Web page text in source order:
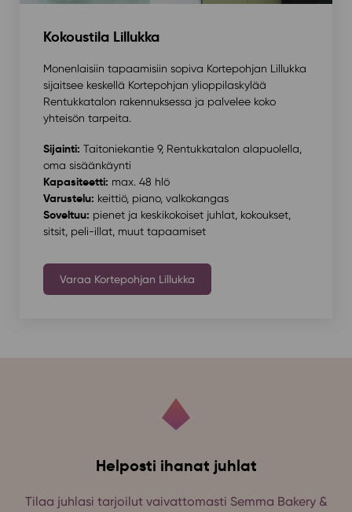
Kokoustila Lillukka
Monenlaisiin tapaamisiin sopiva Kortepohjan Lillukka
sijaitsee keskellä Kortepohjan ylioppilaskylää
Rentukkatalon rakennuksessa ja palvelee koko
yhteisön tarpeita.
Sijainti: Taitoniekantie 9, Rentukkatalon alapuolella,
oma sisäänkäynti
Kapasiteetti: max. 48 hlö
Varustelu: keittiö, piano, valkokangas
Soveltuu: pienet ja keskikokoiset juhlat, kokoukset,
sitsit, peli-illat, muut tapaamiset
Varaa Kortepohjan Lillukka
Helposti ihanat juhlat
Tilaa juhlasi tarjoilut vaivattomasti Semma Bakery &